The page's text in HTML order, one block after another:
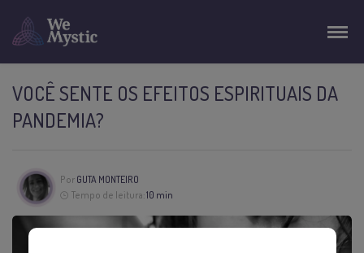
VOCÊ SENTE OS EFEITOS ESPIRITUAIS DA
PANDEMIA?
Por GUTA MONTEIRO
Tempo de leitura:10 min